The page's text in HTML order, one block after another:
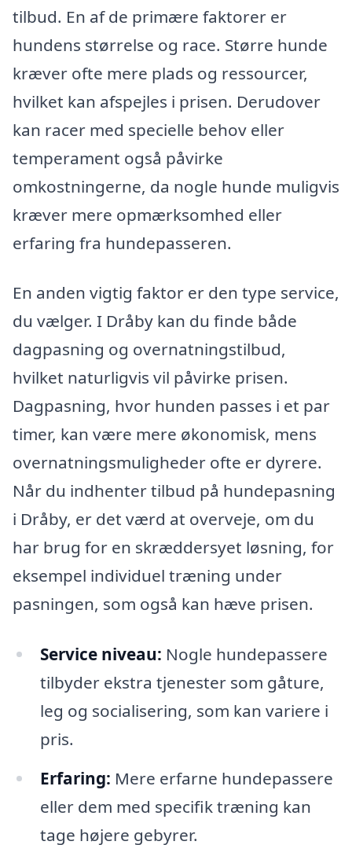
tilbud. En af de primære faktorer er
hundens størrelse og race. Større hunde
kræver ofte mere plads og ressourcer,
hvilket kan afspejles i prisen. Derudover
kan racer med specielle behov eller
temperament også påvirke
omkostningerne, da nogle hunde muligvis
kræver mere opmærksomhed eller
erfaring fra hundepasseren.
En anden vigtig faktor er den type service,
du vælger. I Dråby kan du finde både
dagpasning og overnatningstilbud,
hvilket naturligvis vil påvirke prisen.
Dagpasning, hvor hunden passes i et par
timer, kan være mere økonomisk, mens
overnatningsmuligheder ofte er dyrere.
Når du indhenter tilbud på hundepasning
i Dråby, er det værd at overveje, om du
har brug for en skræddersyet løsning, for
eksempel individuel træning under
pasningen, som også kan hæve prisen.
Service niveau: Nogle hundepassere
tilbyder ekstra tjenester som gåture,
leg og socialisering, som kan variere i
pris.
Erfaring: Mere erfarne hundepassere
eller dem med specifik træning kan
tage højere gebyrer.